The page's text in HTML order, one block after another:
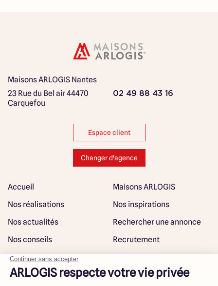
Maisons ARLOGIS Nantes
23 Rue du Bel air44470
Carquefou
02 49 88 43 16
Espace client
Changer d'agence
Accueil
Maisons ARLOGIS
Nos réalisations
Nos inspirations
Nos actualités
Rechercher une annonce
Nos conseils
Recrutement
Rejoindre notre réseau